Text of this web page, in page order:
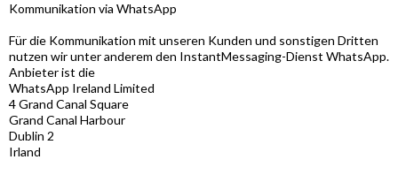
Kommunikation via WhatsApp
Für die Kommunikation mit unseren Kunden und sonstigen Dritten
nutzen wir unter anderem den InstantMessaging-Dienst WhatsApp.
Anbieter ist die
WhatsApp Ireland Limited
4 Grand Canal Square
Grand Canal Harbour
Dublin 2
Irland